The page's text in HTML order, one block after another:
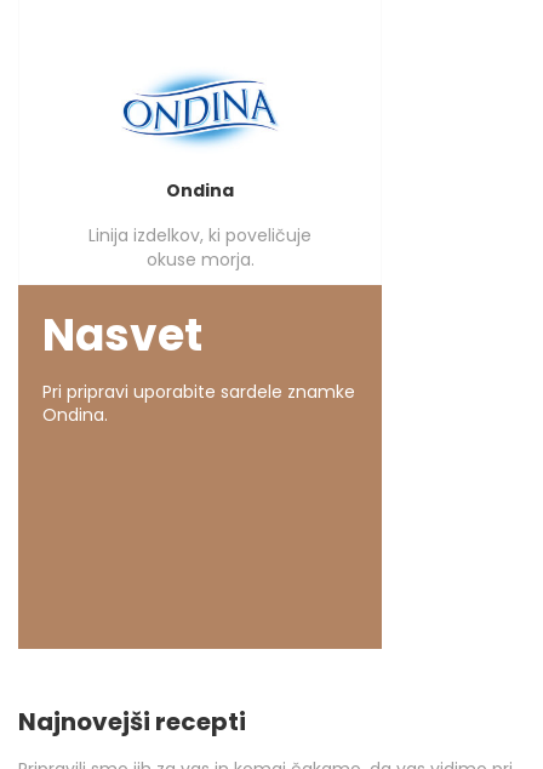
Ondina
Linija izdelkov, ki poveličuje
okuse morja.
Nasvet
Pri pripravi uporabite sardele znamke
Ondina.
Najnovejši recepti